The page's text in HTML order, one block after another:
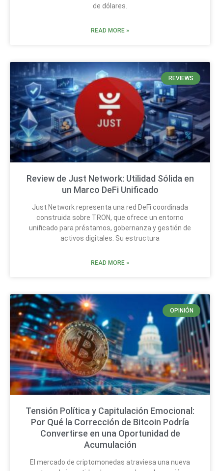
de dólares.
READ MORE »
REVIEWS
Review de Just Network: Utilidad Sólida en
un Marco DeFi Unificado
Just Network representa una red DeFi coordinada
construida sobre TRON, que ofrece un entorno
unificado para préstamos, gobernanza y gestión de
activos digitales. Su estructura
READ MORE »
OPINIÓN
Tensión Política y Capitulación Emocional:
Por Qué la Corrección de Bitcoin Podría
Convertirse en una Oportunidad de
Acumulación
El mercado de criptomonedas atraviesa una nueva